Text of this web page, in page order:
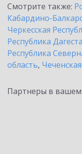
Смотрите также:
Кабардино-
Черкесская
Республика
Республика
область,
Партнеры в вашем